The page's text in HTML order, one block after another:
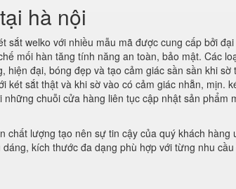
hà nội
welko với nhiều mẫu mã được cung cấp bởi
mối hàn tăng tính năng an toàn, bảo mật. Các
đại, bóng đẹp và tạo cảm giác sần sần khi sờ
sắt thật và khi sờ vào có cảm giác nhẵn, mịn.
chuỗi cửa hàng liên tục cập nhật sản phẩm
lượng tạo nên sự tin cậy của quý khách hàng
kích thước đa dạng phù hợp với từng nhu